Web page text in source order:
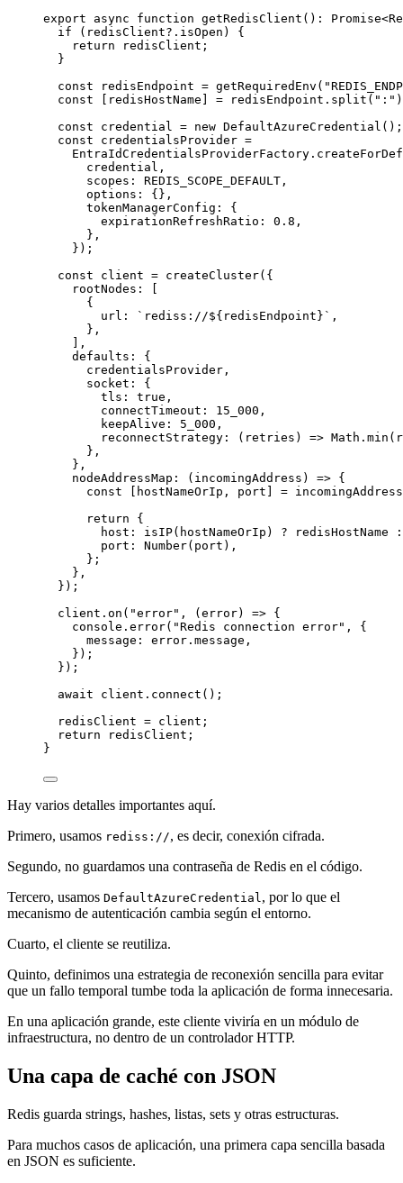
export async function getRedisClient () : Promise<
if (redisClient?.isOpen) {
return redisClient;
}
const
redisEndpoint = getRequiredEnv (
const
redisHostName = redisEndpoint. split ( ":"
const
credential = new DefaultAzureCredential ();
const
credentialsProvider =
EntraIdCredentialsProviderFactory.
credential,
scopes: REDIS_SCOPE_DEFAULT ,
options: {},
tokenManagerConfig: {
expirationRefreshRatio: 0.8 ,
},
});
const
client = createCluster({
rootNodes: [
{
url:
`rediss://${ redisEndpoint }` ,
},
],
defaults: {
credentialsProvider,
socket: {
tls: true ,
connectTimeout: 15_000 ,
keepAlive: 5_000 ,
reconnectStrategy : ( retries ) => Math. min
},
},
nodeAddressMap : ( incomingAddress ) => {
const
hostNameOrIp , port =
return {
host: isIP(hostNameOrIp) ? redisHostName
:
port: Number(port),
};
},
});
client. on ( "error" , ( error) => {
console. error( "Redis connection error" , {
message: error.message,
});
});
await client. connect ();
redisClient = client;
return redisClient;
}
Hay varios detalles importantes aquí.
Primero, usamos rediss://, es decir, conexión cifrada.
Segundo, no guardamos una contraseña de Redis en el código.
Tercero, usamos DefaultAzureCredential, por lo que el
mecanismo de autenticación cambia según el entorno.
Cuarto, el cliente se reutiliza.
Quinto, definimos una estrategia de reconexión sencilla para evitar
que un fallo temporal tumbe toda la aplicación de forma innecesaria.
En una aplicación grande, este cliente viviría en un módulo de
infraestructura, no dentro de un controlador HTTP.
Una capa de caché con JSON
Redis guarda strings, hashes, listas, sets y otras estructuras.
Para muchos casos de aplicación, una primera capa sencilla basada
en JSON es suficiente.